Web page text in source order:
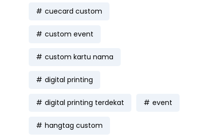
cuecard custom
custom event
custom kartu nama
digital printing
digital printing terdekat event
hangtag custom